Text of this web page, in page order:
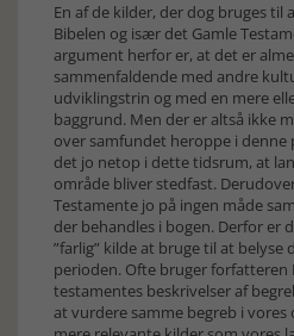
En af de kilder, der dog bruges til
Bibelen og især det Gamle
argument herfor er, at det er
sammenfaldende med andre
udviklingstrin og med en mere
baggrund. Men der er altså ikke
over samfundet heroppe i denne
det jo netop i dette tidsrum, at
område bliver stedfast.
Testamente jo på ingen måde
der behandles i bogen. Derfor er
”farlig” kilde at bruge til at belyse
perioden. Ofte bruger forfatteren
testamentes beskrivelser af
at vurdere samme begreb i vores